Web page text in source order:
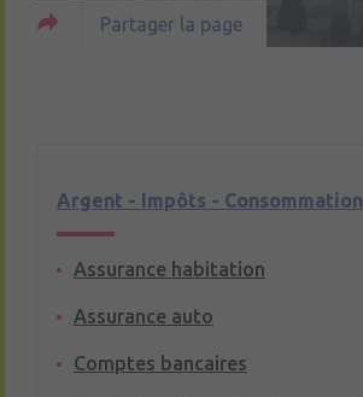
Partager la page
Argent - Impôts - Consommation
Assurance habitation
Assurance auto
Comptes bancaires